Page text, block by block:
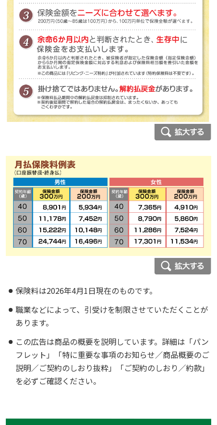
保険料は2026年4月1日現在のものです。
職業などによって、引受けを制限させていただくことが
あります。
この広告は商品の概要を説明しています。詳細は「パン
フレット」「特に重要な事項のお知らせ／商品概要のご
説明／ご契約のしおり抜粋」「ご契約のしおり／約款」
を必ずご確認ください。